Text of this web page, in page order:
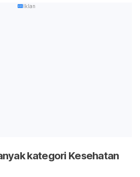
Iklan
kategori Kesehatan